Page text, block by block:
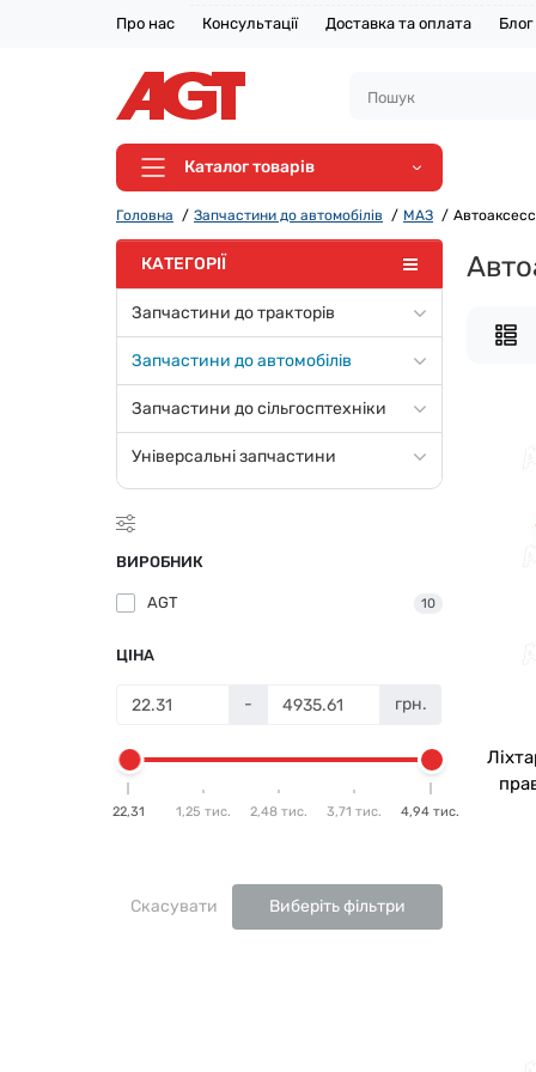
Про нас Консультації Доставка та оплата Блог
Каталог товарів
Головна Запчастини до автомобілів МАЗ
КАТЕГОРІЇ
Запчастини до тракторів
Запчастини до автомобілів
Запчастини до сільгосптехніки
Універсальні запчастини
ВИРОБНИК
AGT 10
ЦІНА
- грн.
22,31 1,25 тис. 2,48 тис. 3,71 тис. 4,94 тис.
Скасувати Виберіть фільтри